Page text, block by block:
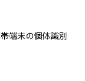
帯端末の個体識別